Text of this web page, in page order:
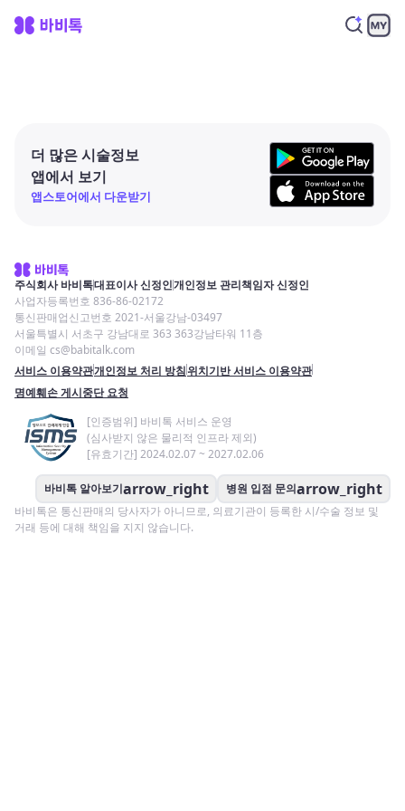
더 많은 시술정보
앱에서 보기
앱스토어에서 다운받기
주식회사 바비톡대표이사 신정인개인정보 관리책임자 신정인
사업자등록번호 836-86-02172
통신판매업신고번호 2021-서울강남-03497
서울특별시 서초구 강남대로 363 363강남타워 11층
이메일 cs@babitalk.com
서비스 이용약관개인정보 처리 방침위치기반 서비스 이용약관
명예훼손 게시중단 요청
[인증범위] 바비톡 서비스 운영
(심사받지 않은 물리적 인프라 제외)
[유효기간] 2024.02.07 ~ 2027.02.06
바비톡 알아보기arrow_right 병원 입점 문의arrow_right
바비톡은 통신판매의 당사자가 아니므로, 의료기관이 등록한 시/수술 정보 및
거래 등에 대해 책임을 지지 않습니다.